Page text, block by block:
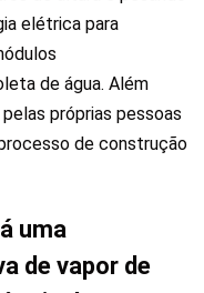
elétrica para
de água. Além
próprias pessoas
de construção
uma
de vapor de